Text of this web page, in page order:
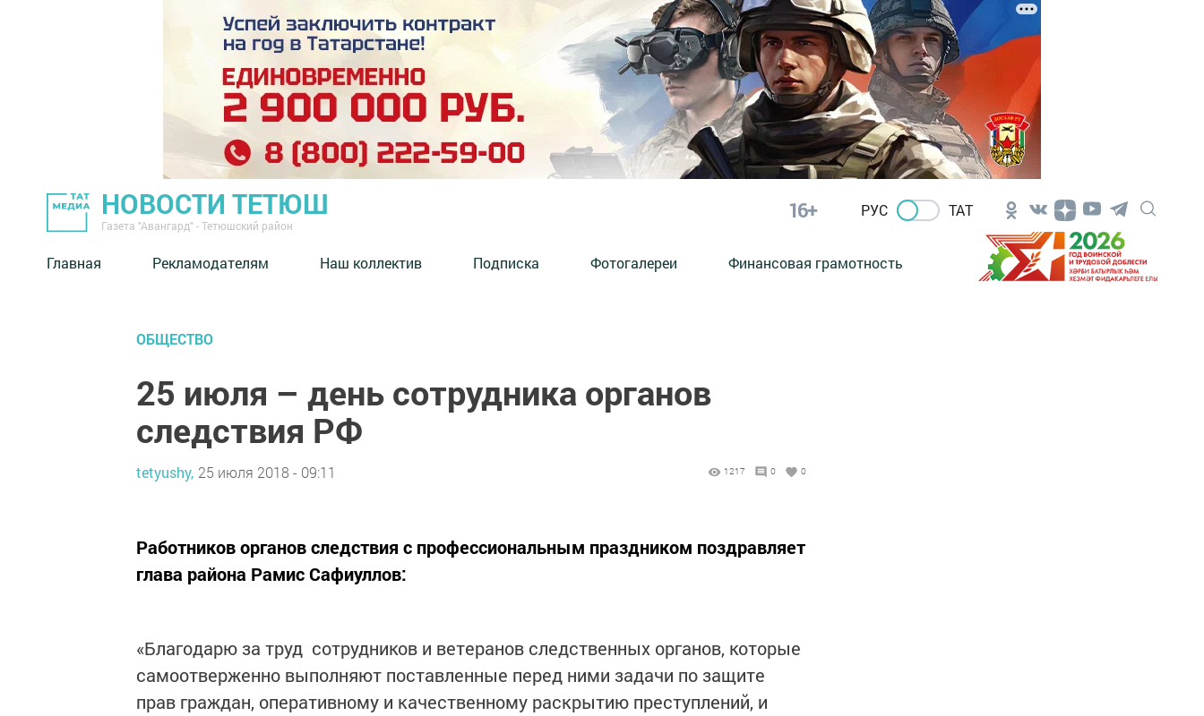
НОВОСТИ ТЕТЮШ
Газета "Авангард" - Тетюшский район
16+ РУС ТАТ
Главная Рекламодателям Наш коллектив Подписка Фотогалереи Финансовая грамотность
ОБЩЕСТВО
25 июля – день сотрудника органов
следствия РФ
tetyushy, 25 июля 2018 - 09:11 1217 0 0
Работников органов следствия с профессиональным праздником поздравляет
глава района Рамис ­Сафиуллов:
«Благодарю за труд сотрудников и ветеранов следственных органов, которые
самоотверженно выполняют поставленные перед ними задачи по защите
прав граждан, оперативному и качественному раскрытию преступлений, и